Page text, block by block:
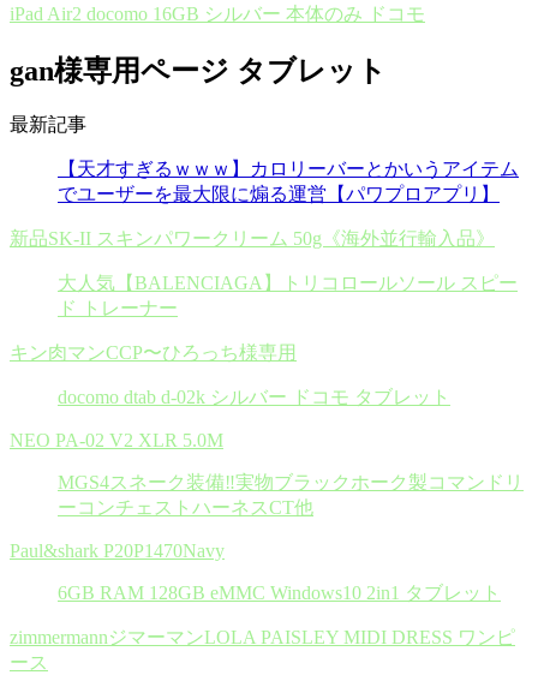
iPad Air2 docomo 16GB シルバー 本体のみ ドコモ
gan様専用ページ タブレット
最新記事
【天才すぎるｗｗｗ】カロリーバーとかいうアイテム
でユーザーを最大限に煽る運営【パワプロアプリ】
新品SK-II スキンパワークリーム 50g《海外並行輸入品》
大人気【BALENCIAGA】トリコロールソール スピー
ド トレーナー
キン肉マンCCP〜ひろっち様専用
docomo dtab d-02k シルバー ドコモ タブレット
NEO PA-02 V2 XLR 5.0M
MGS4スネーク装備‼︎実物ブラックホーク製コマンドリ
ーコンチェストハーネスCT他
Paul&shark P20P1470Navy
6GB RAM 128GB eMMC Windows10 2in1 タブレット
zimmermannジマーマンLOLA PAISLEY MIDI DRESS ワンピ
ース